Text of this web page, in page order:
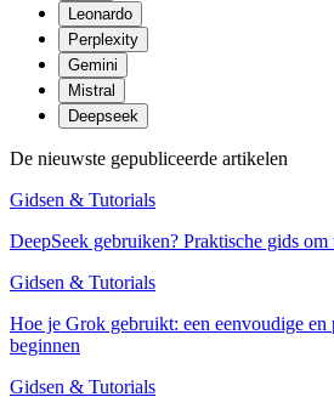
Leonardo
Perplexity
Gemini
Mistral
Deepseek
De nieuwste gepubliceerde artikelen
Gidsen & Tutorials
DeepSeek gebruiken? Praktische gids
Gidsen & Tutorials
Hoe je Grok gebruikt: een eenvoudige en
beginnen
Gidsen & Tutorials